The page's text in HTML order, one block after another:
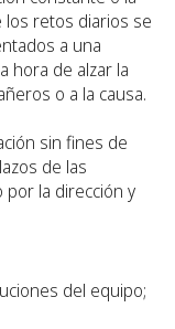
los retos diarios se
a una
hora de alzar la
o a la causa.
sin fines de
de las
la dirección y
del equipo;